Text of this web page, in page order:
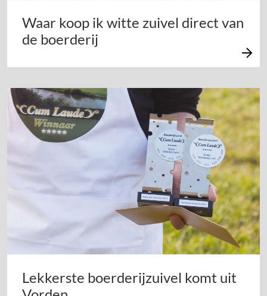
Waar koop ik witte zuivel direct van
de boerderij
Lekkerste boerderijzuivel komt uit